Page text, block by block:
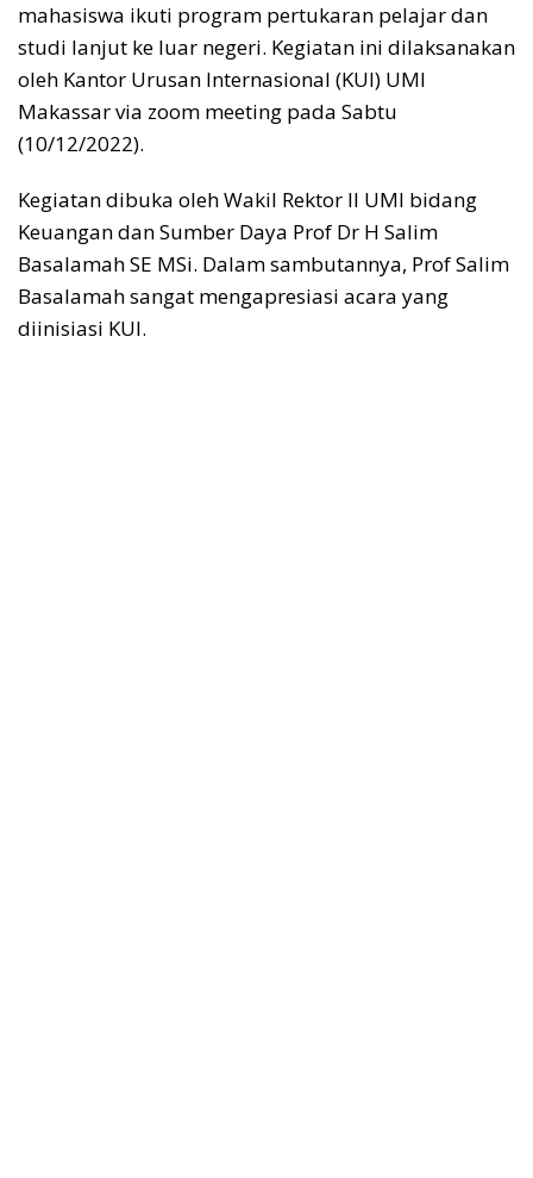
mahasiswa ikuti program pertukaran pelajar dan
studi lanjut ke luar negeri. Kegiatan ini dilaksanakan
oleh Kantor Urusan Internasional (KUI) UMI
Makassar via zoom meeting pada Sabtu
(10/12/2022).
Kegiatan dibuka oleh Wakil Rektor II UMI bidang
Keuangan dan Sumber Daya Prof Dr H Salim
Basalamah SE MSi. Dalam sambutannya, Prof Salim
Basalamah sangat mengapresiasi acara yang
diinisiasi KUI.